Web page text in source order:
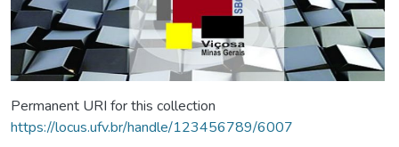
Permanent URI for this collection
https://locus.ufv.br/handle/123456789/6007